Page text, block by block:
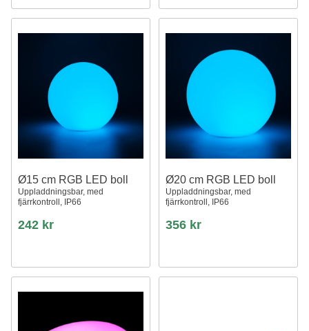
Ø15 cm RGB LED boll
Uppladdningsbar, med
fjärrkontroll, IP66
242 kr
Ø20 cm RGB LED boll
Uppladdningsbar, med
fjärrkontroll, IP66
356 kr